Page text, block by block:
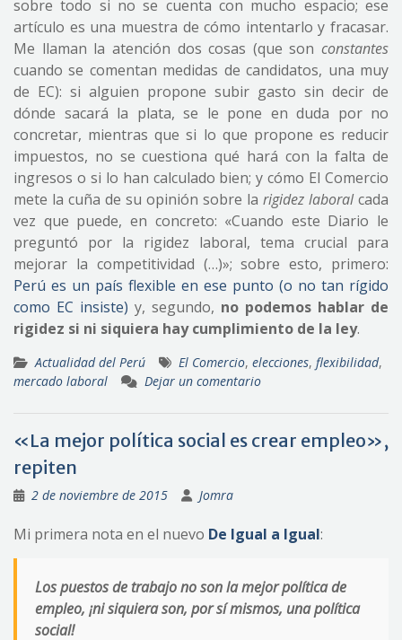
sobre todo si no se cuenta con mucho espacio; ese
artículo es una muestra de cómo intentarlo y fracasar.
Me llaman la atención dos cosas (que son constantes
cuando se comentan medidas de candidatos, una muy
de EC): si alguien propone subir gasto sin decir de
dónde sacará la plata, se le pone en duda por no
concretar, mientras que si lo que propone es reducir
impuestos, no se cuestiona qué hará con la falta de
ingresos o si lo han calculado bien; y cómo El Comercio
mete la cuña de su opinión sobre la rigidez laboralcada
vez que puede, en concreto: «Cuando este Diario le
preguntó por la rigidez laboral, tema crucial para
mejorar la competitividad (…)»; sobre esto, primero:
Perú es un país flexible en ese punto (o no tan rígido
como EC insiste) y, segundo, no podemos hablar de
rigidez si ni siquiera hay cumplimiento de la ley.
Actualidad del Perú El Comercio, elecciones, flexibilidad,
mercado laboral
Dejar un comentario
«La mejor política social es crear empleo»,
repiten
2 de noviembre de 2015 Jomra
Mi primera nota en el nuevo De Igual a Igual:
Los puestos de trabajo no sonla mejorpolítica de
empleo, ¡ni siquiera son, por sí mismos, una política
social!